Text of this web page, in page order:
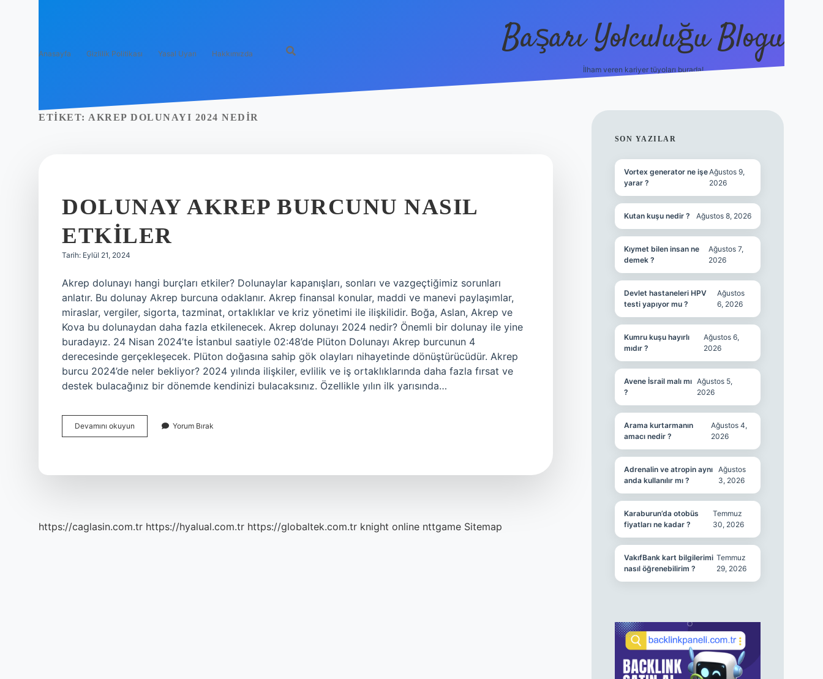
Anasayfa Gizlilik Politikası Yasal Uyarı Hakkımızda Başarı Yolculuğu Blogu
İlham veren kariyer tüyoları burada!
ETIKET: AKREP DOLUNAYI 2024 NEDIR
DOLUNAY AKREP BURCUNU NASIL
ETKILER
Tarih: Eylül 21, 2024
Akrep dolunayı hangi burçları etkiler? Dolunaylar kapanışları, sonları ve vazgeçtiğimiz sorunları
anlatır. Bu dolunay Akrep burcuna odaklanır. Akrep finansal konular, maddi ve manevi paylaşımlar,
miraslar, vergiler, sigorta, tazminat, ortaklıklar ve kriz yönetimi ile ilişkilidir. Boğa, Aslan, Akrep ve
Kova bu dolunaydan daha fazla etkilenecek. Akrep dolunayı 2024 nedir? Önemli bir dolunay ile yine
buradayız. 24 Nisan 2024’te İstanbul saatiyle 02:48’de Plüton Dolunayı Akrep burcunun 4
derecesinde gerçekleşecek. Plüton doğasına sahip gök olayları nihayetinde dönüştürücüdür. Akrep
burcu 2024’de neler bekliyor? 2024 yılında ilişkiler, evlilik ve iş ortaklıklarında daha fazla fırsat ve
destek bulacağınız bir dönemde kendinizi bulacaksınız. Özellikle yılın ilk yarısında…
Devamını okuyun Dolunay
Akrep
Yorum Bırak
https://caglasin.com.tr https://hyalual.com.tr https://globaltek.com.tr knight online nttgame Sitemap
SIDEBAR
SON YAZILAR
Vortex generator ne işe
yarar ?
Ağustos 9,
2026
Kutan kuşu nedir ? Ağustos 8, 2026
Kıymet bilen insan ne
demek ?
Ağustos 7,
2026
Devlet hastaneleri HPV
testi yapıyor mu ?
Ağustos
6, 2026
Kumru kuşu hayırlı
mıdır ?
Ağustos 6,
2026
Avene İsrail malı mı
?
Ağustos 5,
2026
Arama kurtarmanın
amacı nedir ?
Ağustos 4,
2026
Adrenalin ve atropin aynı
anda kullanılır mı ?
Ağustos
3, 2026
Karaburun’da otobüs
fiyatları ne kadar ?
Temmuz
30, 2026
VakıfBank kart bilgilerimi
nasıl öğrenebilirim ?
Temmuz
29, 2026
https://